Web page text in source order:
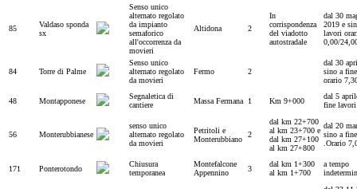
85
Valdaso sponda
sx
Senso unico
alternato regolato
da impianto
semaforico
all'occorrenza da
movieri
Altidona 2
In
corrispondenza
del viadotto
autostradale
dal 30
2019 e
lavori
0,00/
84 Torre di Palme
Senso unico
alternato regolato
da movieri
Fermo 2
dal 30
sino a
orario
48 Montapponese
Segnaletica di
cantiere
Massa Fermana 1 Km 9+000
dal 5
fine lavori
56 Monterubbianese
senso unico
alternato regolato
da movieri
Petritoli e
Monterubbiano
2
dal km 22+700
al km 23+700 e
dal km 27+100
al km 27+800
dal 20
sino a
.Orario
171 Ponterotondo
Chiusura
temporanea
Montefalcone
Appennino
3
dal km 1+300
al km 1+700
a tempo